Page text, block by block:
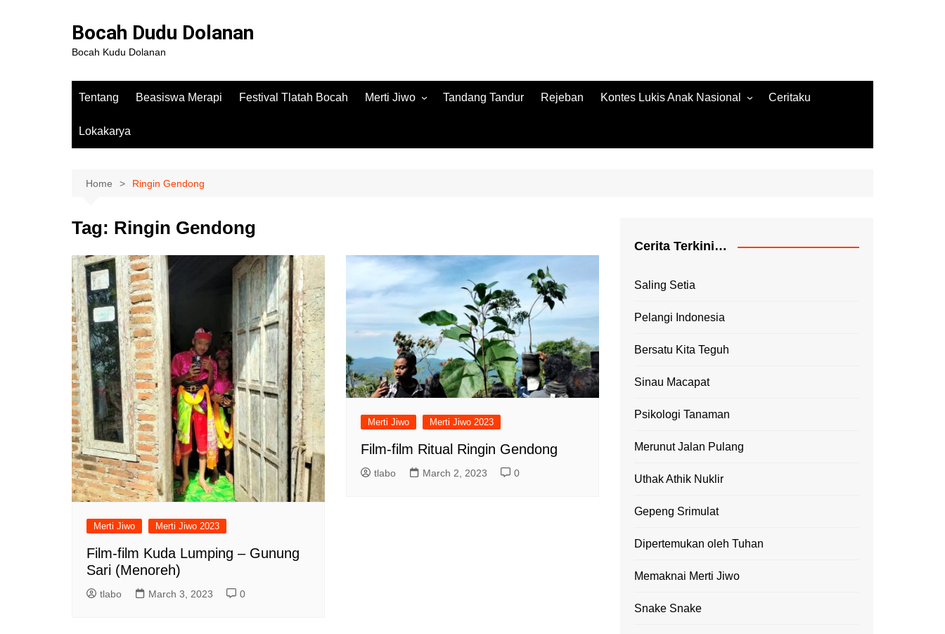
Bocah Dudu Dolanan
Bocah Kudu Dolanan
Tentang Beasiswa Merapi Festival Tlatah Bocah Merti Jiwo
Merti Jiwo 2023
Tandang Tandur Rejeban Kontes Lukis Anak Nasional
Jambore Gambar 2020
Ceritaku
Lokakarya
Home Ringin Gendong
Tag: Ringin Gendong
Merti Jiwo Merti Jiwo 2023
Film-film Kuda Lumping – Gunung
Sari (Menoreh)
tlabo March 3, 2023 0
Merti Jiwo Merti Jiwo 2023
Film-film Ritual Ringin Gendong
tlabo March 2, 2023 0
Cerita Terkini…
Saling Setia
Pelangi Indonesia
Bersatu Kita Teguh
Sinau Macapat
Psikologi Tanaman
Merunut Jalan Pulang
Uthak Athik Nuklir
Gepeng Srimulat
Dipertemukan oleh Tuhan
Memaknai Merti Jiwo
Snake Snake